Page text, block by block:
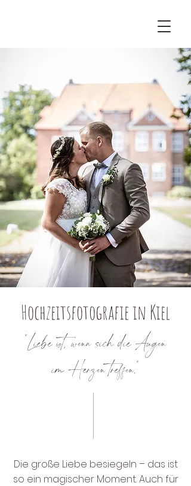
Hochzeitsfotografie in Kiel
"Liebe ist, wenn sich die Augen
im Herzen treffen."
Die große Liebe besiegeln – das ist
so ein magischer Moment. Auch für